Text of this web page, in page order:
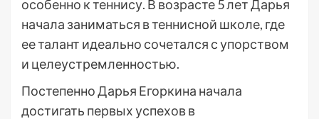
особенно к теннису. В возрасте 5 лет Дарья
начала заниматься в теннисной школе, где
ее талант идеально сочетался с упорством
и целеустремленностью.
Постепенно Дарья Егоркина начала
достигать первых успехов в